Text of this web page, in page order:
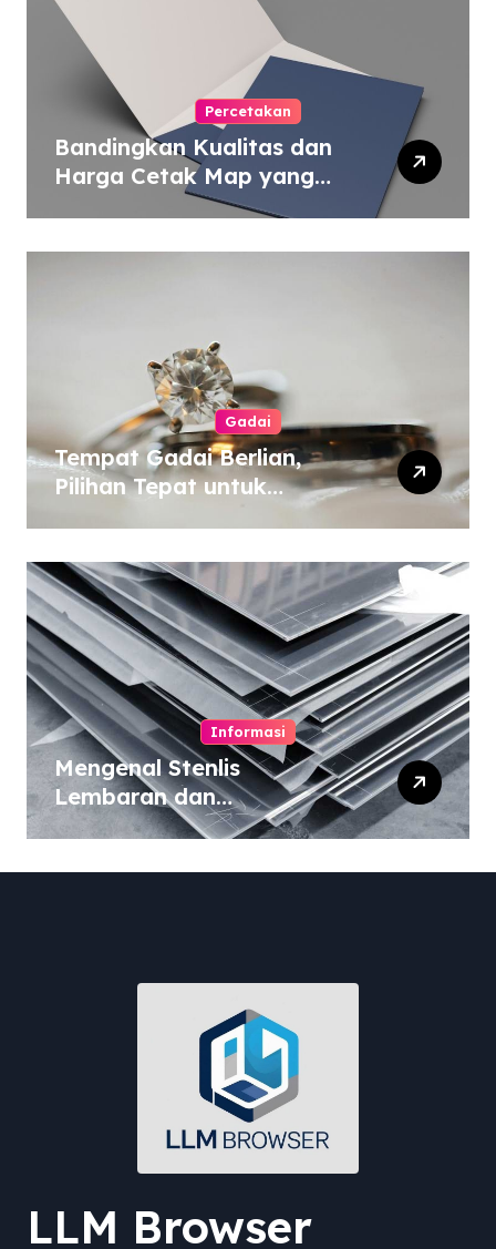
Percetakan
Bandingkan Kualitas dan
Harga Cetak Map yang
Murah atau Mahal
Gadai
Tempat Gadai Berlian,
Pilihan Tepat untuk
Informasi
Mengenal Stenlis
Lembaran dan
Komposisinya
LLM Browser